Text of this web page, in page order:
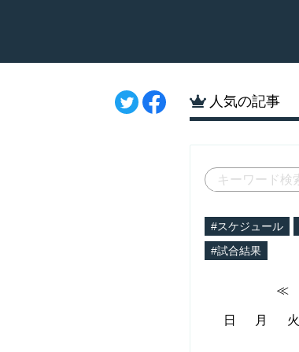
人気の記事
#スケジュール
#試合結果
≪
日 月 火